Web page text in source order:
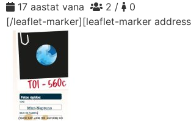
17 aastat vana
2 /
0
[/leaflet-marker][leaflet-marker